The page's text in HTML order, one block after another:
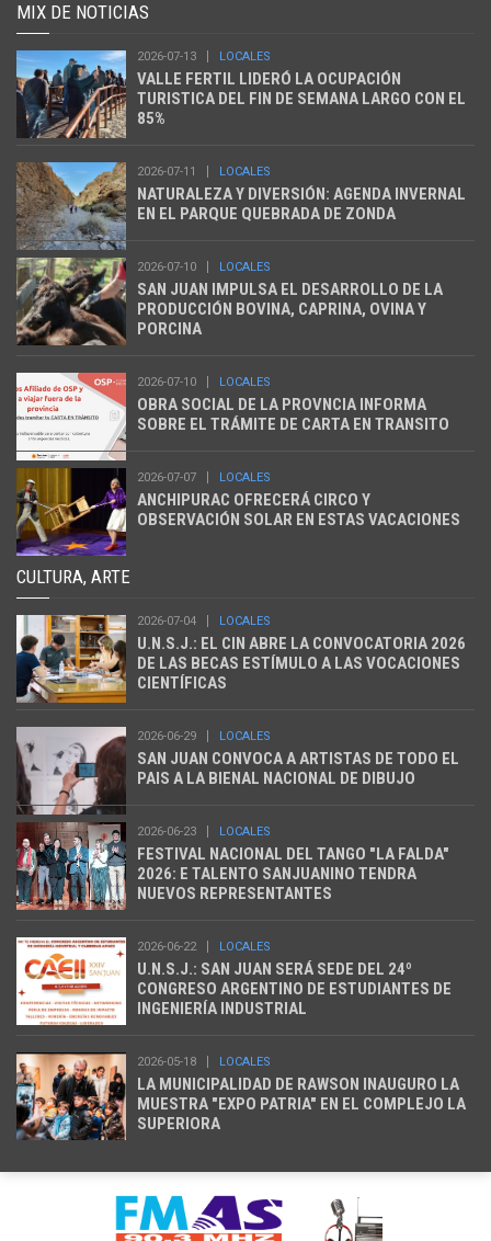
MIX DE NOTICIAS
2026-07-13 LOCALES
VALLE FERTIL LIDERÓ LA OCUPACIÓN
TURISTICA DEL FIN DE SEMANA LARGO CON EL
85%
2026-07-11 LOCALES
NATURALEZA Y DIVERSIÓN: AGENDA INVERNAL
EN EL PARQUE QUEBRADA DE ZONDA
2026-07-10 LOCALES
SAN JUAN IMPULSA EL DESARROLLO DE LA
PRODUCCIÓN BOVINA, CAPRINA, OVINA Y
PORCINA
2026-07-10 LOCALES
OBRA SOCIAL DE LA PROVNCIA INFORMA
SOBRE EL TRÁMITE DE CARTA EN TRANSITO
2026-07-07 LOCALES
ANCHIPURAC OFRECERÁ CIRCO Y
OBSERVACIÓN SOLAR EN ESTAS VACACIONES
CULTURA, ARTE
2026-07-04 LOCALES
U.N.S.J.: EL CIN ABRE LA CONVOCATORIA 2026
DE LAS BECAS ESTÍMULO A LAS VOCACIONES
CIENTÍFICAS
2026-06-29 LOCALES
SAN JUAN CONVOCA A ARTISTAS DE TODO EL
PAIS A LA BIENAL NACIONAL DE DIBUJO
2026-06-23 LOCALES
FESTIVAL NACIONAL DEL TANGO "LA FALDA"
2026: E TALENTO SANJUANINO TENDRA
NUEVOS REPRESENTANTES
2026-06-22 LOCALES
U.N.S.J.: SAN JUAN SERÁ SEDE DEL 24º
CONGRESO ARGENTINO DE ESTUDIANTES DE
INGENIERÍA INDUSTRIAL
2026-05-18 LOCALES
LA MUNICIPALIDAD DE RAWSON INAUGURO LA
MUESTRA "EXPO PATRIA" EN EL COMPLEJO LA
SUPERIORA